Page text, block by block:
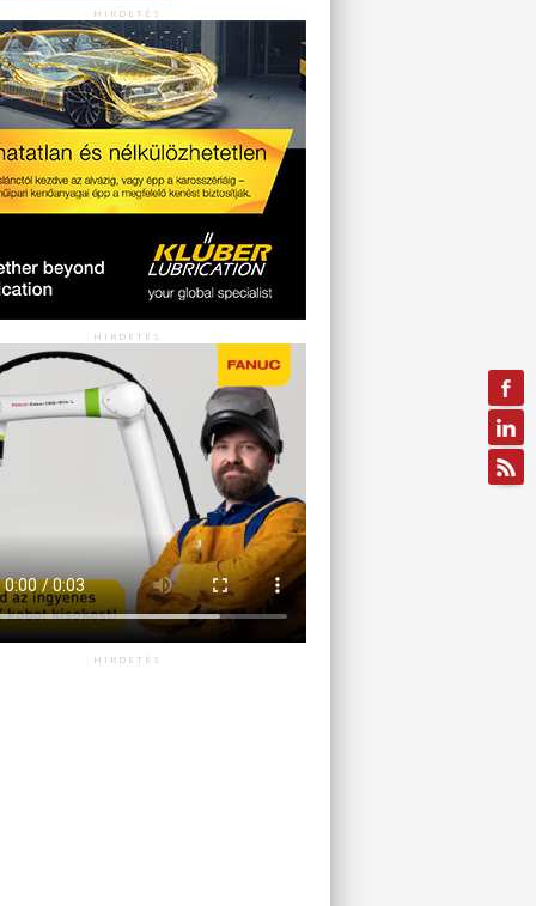
HIRDETÉS
HIRDETÉS
HIRDETÉS